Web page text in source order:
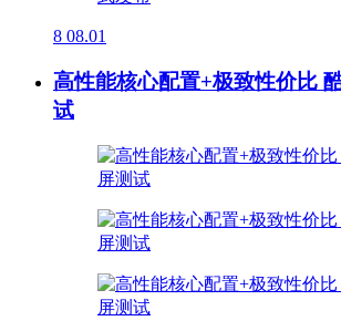
8 08.01
高性能核心配置+极致性价比
试